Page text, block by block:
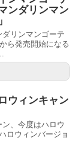
ンダリンマン
リンマンゴーテ
ら発売開始になる
ウィンキャン
、今度はハロウ
ロウィンバージョ